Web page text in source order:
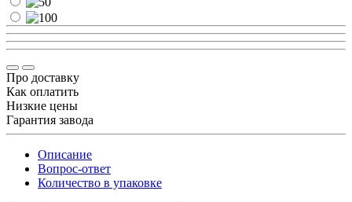
Про доставку
Как оплатить
Низкие цены
Гарантия завода
Описание
Вопрос-ответ
Количество в упаковке